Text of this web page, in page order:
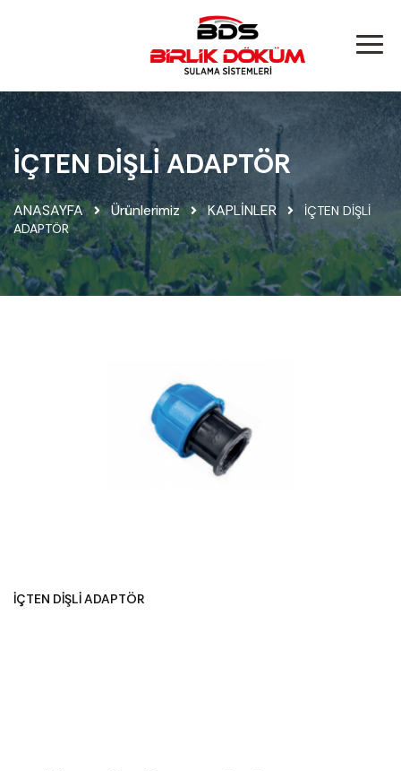
İÇTEN DİŞLİ ADAPTÖR
ANASAYFA Ürünlerimiz KAPLİNLER
İÇTEN DİŞLİ
ADAPTÖR
İÇTEN DİŞLİ ADAPTÖR